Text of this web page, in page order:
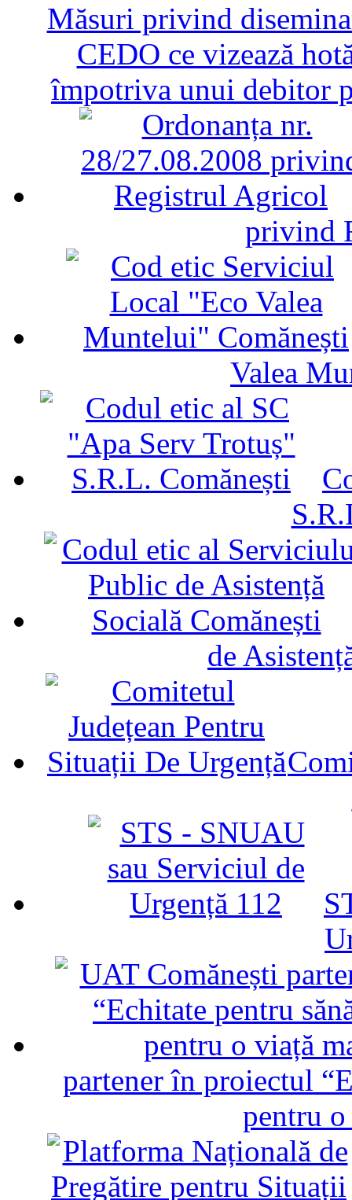
Măsuri privind
CEDO ce vizează
împotriva unui debitor
privind
Valea
de
partener în proiectul
pentru